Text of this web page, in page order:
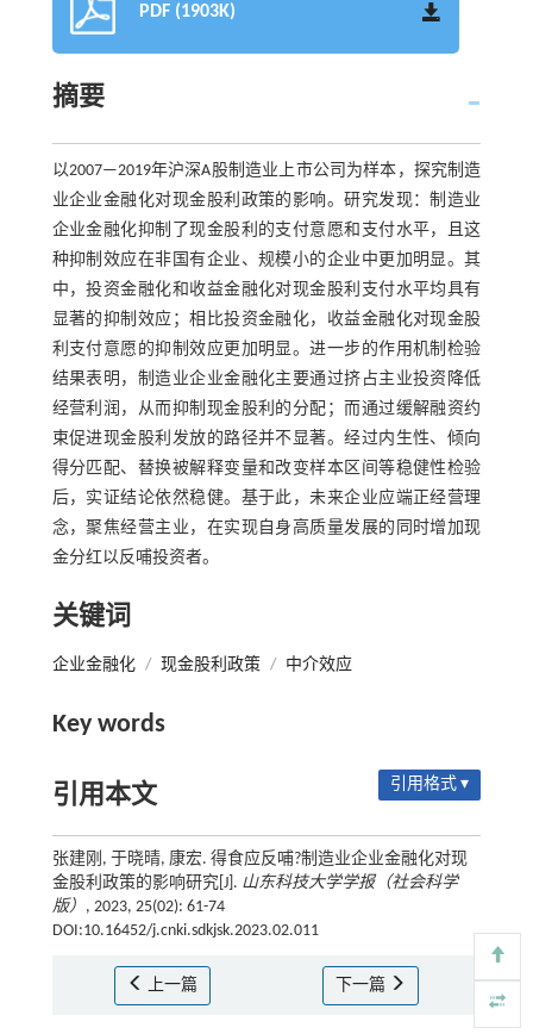
PDF (1903K)
摘要
以2007—2019年沪深A股制造业上市公司为样本，探究制造
业企业金融化对现金股利政策的影响。研究发现：制造业
企业金融化抑制了现金股利的支付意愿和支付水平，且这
种抑制效应在非国有企业、规模小的企业中更加明显。其
中，投资金融化和收益金融化对现金股利支付水平均具有
显著的抑制效应；相比投资金融化，收益金融化对现金股
利支付意愿的抑制效应更加明显。进一步的作用机制检验
结果表明，制造业企业金融化主要通过挤占主业投资降低
经营利润，从而抑制现金股利的分配；而通过缓解融资约
束促进现金股利发放的路径并不显著。经过内生性、倾向
得分匹配、替换被解释变量和改变样本区间等稳健性检验
后，实证结论依然稳健。基于此，未来企业应端正经营理
念，聚焦经营主业，在实现自身高质量发展的同时增加现
金分红以反哺投资者。
关键词
企业金融化 / 现金股利政策 / 中介效应
Key words
引用本文 引用格式 ▾
张建刚, 于晓晴, 康宏. 得食应反哺?制造业企业金融化对现
金股利政策的影响研究[J]. 山东科技大学学报（社会科学
版） , 2023, 25(02): 61-74
DOI:10.16452/j.cnki.sdkjsk.2023.02.011
上一篇 下一篇